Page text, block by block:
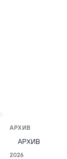
АРХИВ
2026